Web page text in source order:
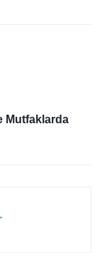
Mutfaklarda